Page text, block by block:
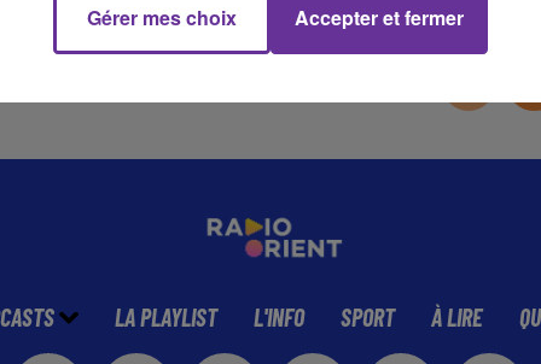
LA PLAYLIST L'INFO SPORT À LIRE
Gérer mes choix Accepter et fermer